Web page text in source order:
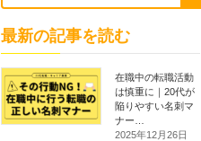
最新の記事を読む
在職中の転職活動
は慎重に｜20代が
陥りやすい名刺マ
ナー…
2025年12月26日